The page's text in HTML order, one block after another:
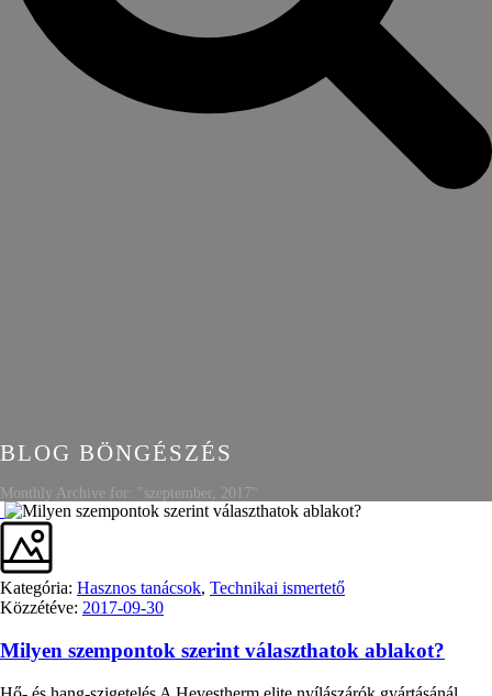
BLOG BÖNGÉSZÉS
Monthly Archive for: "szeptember, 2017"
Kategória: Hasznos tanácsok, Technikai ismertető
Közzétéve: 2017-09-30
Milyen szempontok szerint választhatok ablakot?